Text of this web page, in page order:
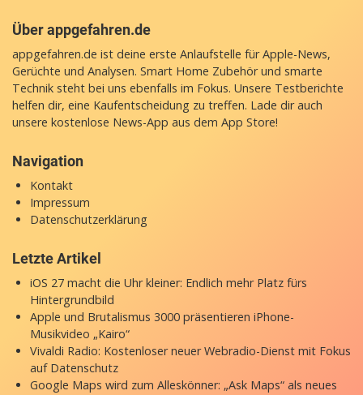
Über appgefahren.de
appgefahren.de ist deine erste Anlaufstelle für Apple-News,
Gerüchte und Analysen. Smart Home Zubehör und smarte
Technik steht bei uns ebenfalls im Fokus. Unsere Testberichte
helfen dir, eine Kaufentscheidung zu treffen. Lade dir auch
unsere kostenlose News-App aus dem App Store!
Navigation
Kontakt
Impressum
Datenschutzerklärung
Letzte Artikel
iOS 27 macht die Uhr kleiner: Endlich mehr Platz fürs
Hintergrundbild
Apple und Brutalismus 3000 präsentieren iPhone-
Musikvideo „Kairo“
Vivaldi Radio: Kostenloser neuer Webradio-Dienst mit Fokus
auf Datenschutz
Google Maps wird zum Alleskönner: „Ask Maps“ als neues